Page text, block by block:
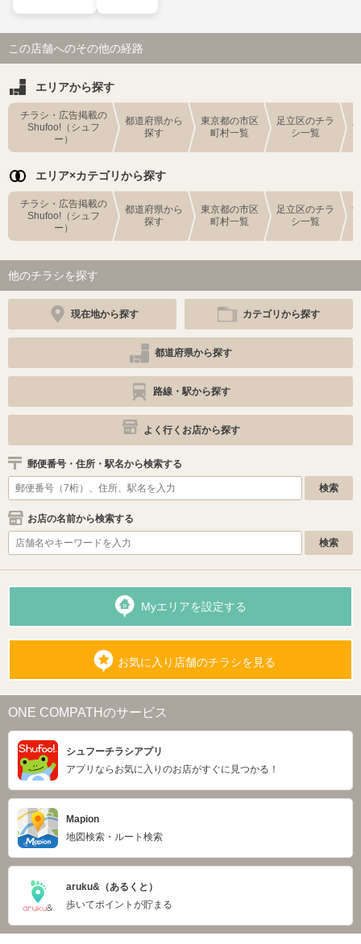
この店舗へのその他の経路
エリアから探す
チラシ・広告掲載の
Shufoo!（シュフ
ー）
都道府県から
探す
東京都の市区
町村一覧
足立区のチラ
シ一覧
エリア×カテゴリから探す
チラシ・広告掲載の
Shufoo!（シュフ
ー）
都道府県から
探す
東京都の市区
町村一覧
足立区のチラ
シ一覧
他のチラシを探す
現在地から探す カテゴリから探す
都道府県から探す
路線・駅から探す
よく行くお店から探す
郵便番号・住所・駅名から検索する
お店の名前から検索する
Myエリアを設定する
お気に入り店舗のチラシを見る
ONE COMPATHのサービス
シュフーチラシアプリ
アプリならお気に入りのお店がすぐに見つかる！
Mapion
地図検索・ルート検索
aruku&（あるくと）
歩いてポイントが貯まる